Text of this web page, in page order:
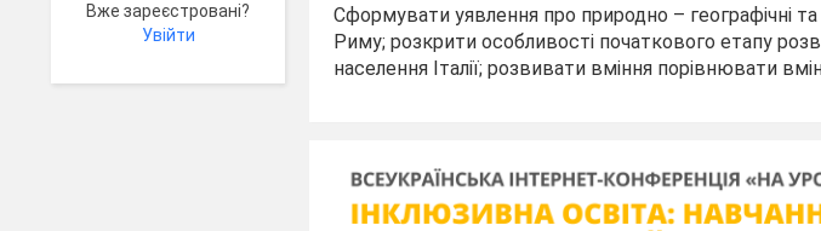
Вже зареєстровані?
Увійти
Сформувати уявлення про природно – географічні та
Риму; розкрити особливості початкового етапу
населення Італії; розвивати вміння порівнювати